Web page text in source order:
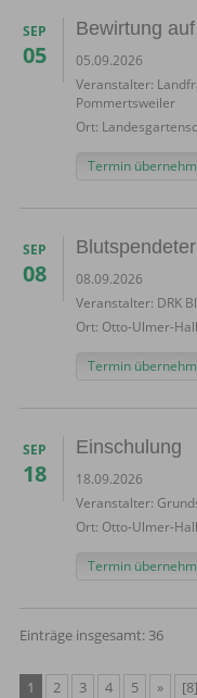
SEP
05
Bewirtung
05.09.2026
Veranstalter:
Pommertsweiler
Ort:
Termin
SEP
08
08.09.2026
Veranstalter: DRK
Ort: Otto-Ulmer-
Termin
SEP
18
Einschulung
18.09.2026
Veranstalter:
Ort: Otto-Ulmer-
Termin
Einträge insgesamt: 36
1 2 3 4 5 » [8]